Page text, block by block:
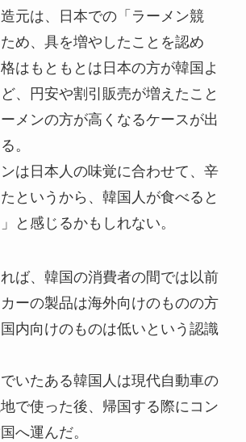
元は、日本での「ラーメン競
め、具を増やしたことを認め
はもともとは日本の方が韓国よ
、円安や割引販売が増えたこと
メンの方が高くなるケースが出
。
は日本人の味覚に合わせて、辛
というから、韓国人が食べると
と感じるかもしれない。
ば、韓国の消費者の間では以前
ーの製品は海外向けのものの方
内向けのものは低いという認識
いたある韓国人は現代自動車の
で使った後、帰国する際にコン
へ運んだ。